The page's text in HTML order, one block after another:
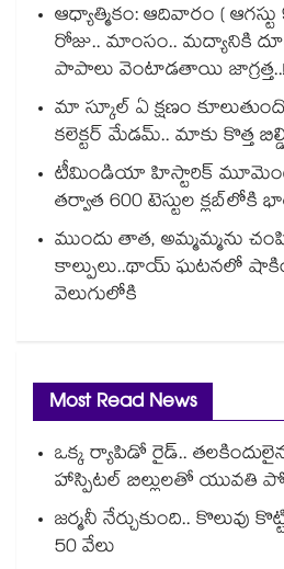
ఆధ్యాత్మికం: ఆదివారం (
రోజు.. మాంసం.. మద్యానికి
పాపాలు వెంటాడతాయి జాగ్రత్త..!
మా స్కూల్ ఏ క్షణం
కలెక్టర్ మేడమ్.. మాకు కొత్త
టీమిండియా హిస్టారిక్
తర్వాత 600 టెస్టుల క్లబ్‌లోకి
ముందు తాత, అమ్మమ్మను
కాల్పులు..థాయ్ ఘటనలో
వెలుగులోకి
Most Read News
ఒక్క ర్యాపిడో రైడ్..
హాస్పిటల్ బిల్లులతో యువతి
జర్మనీ నేర్చుకుంది.. కొలువు
50 వేలు